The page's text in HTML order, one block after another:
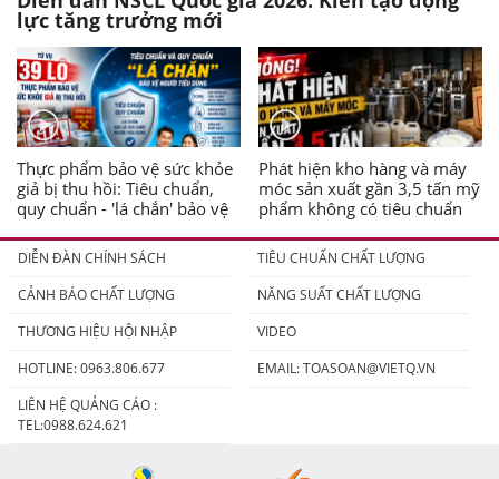
lực tăng trưởng mới
Thực phẩm bảo vệ sức khỏe
giả bị thu hồi: Tiêu chuẩn,
quy chuẩn - 'lá chắn' bảo vệ
Phát hiện kho hàng và máy
móc sản xuất gần 3,5 tấn mỹ
phẩm không có tiêu chuẩn
DIỄN ĐÀN CHÍNH SÁCH
TIÊU CHUẨN CHẤT LƯỢNG
CẢNH BÁO CHẤT LƯỢNG
NĂNG SUẤT CHẤT LƯỢNG
THƯƠNG HIỆU HỘI NHẬP
VIDEO
HOTLINE: 0963.806.677
EMAIL:TOASOAN@VIETQ.VN
LIÊN HỆ QUẢNG CÁO :
TEL:0988.624.621